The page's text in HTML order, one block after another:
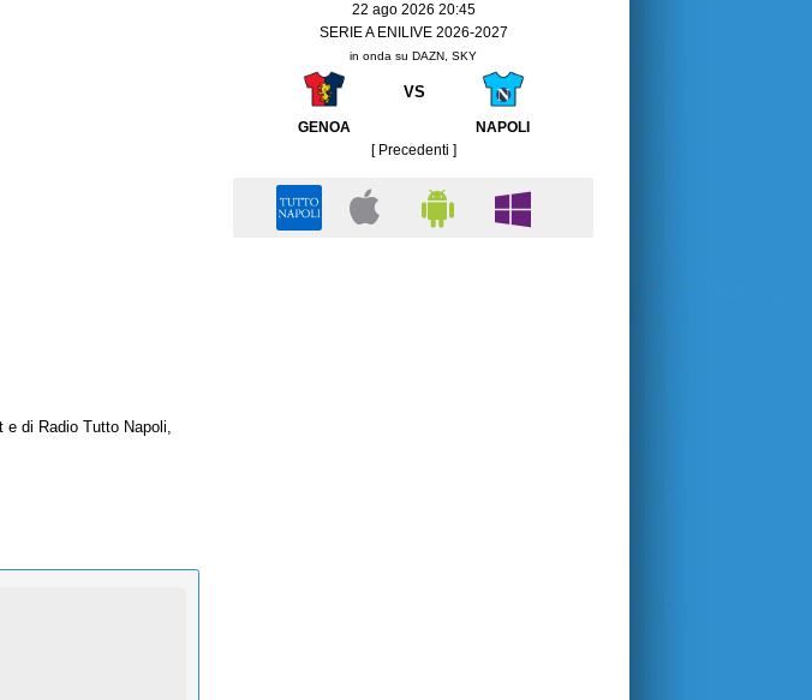
di Radio Tutto Napoli,
22 ago 2026 20:45
SERIE A ENILIVE 2026-2027
in onda su DAZN, SKY
VS
GENOA
NAPOLI
[ Precedenti ]